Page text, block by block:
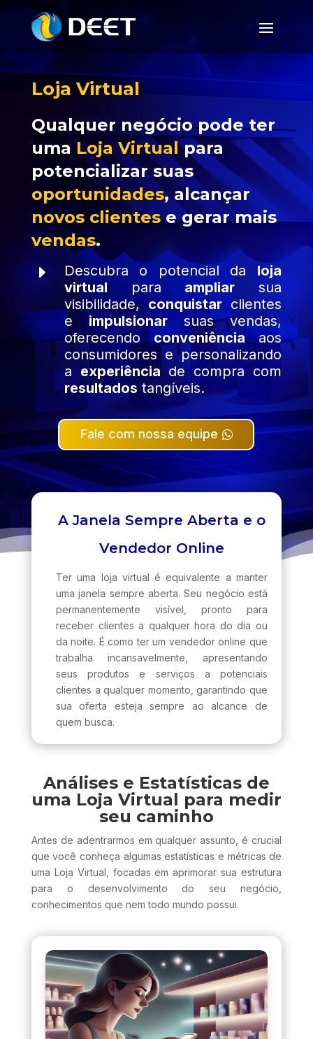
Loja Virtual
Qualquer negócio pode ter
umaLoja Virtualpara
potencializar suas
oportunidades, alcançar
novos clientese gerar mais
vendas.
E
Descubra o potencial da loja
virtual para ampliar sua
visibilidade, conquistarclientes
e impulsionarsuas vendas,
oferecendoconveniênciaaos
consumidores e personalizando
aexperiência de compra com
resultados tangíveis.
Fale com nossa equipe
A Janela Sempre Aberta e o
Vendedor Online
Ter uma loja virtual é equivalente a manter
uma janela sempre aberta. Seu negócio está
permanentemente visível, pronto para
receber clientes a qualquer hora do dia ou
da noite. É como ter um vendedor online que
trabalha incansavelmente, apresentando
seus produtos e serviços a potenciais
clientes a qualquer momento, garantindo que
sua oferta esteja sempre ao alcance de
quem busca.
Análises e Estatísticas de
uma Loja Virtual para medir
seu caminho
Antes de adentrarmos em qualquer assunto, é crucial
que você conheça algumas estatísticas e métricas de
uma Loja Virtual, focadas em aprimorar sua estrutura
para o desenvolvimento do seu negócio,
conhecimentos que nem todo mundo possui.